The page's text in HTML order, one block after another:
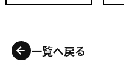
一覧へ戻る